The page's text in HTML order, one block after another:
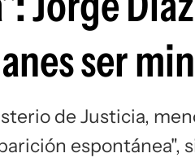
ser
de Justicia,
espontánea",